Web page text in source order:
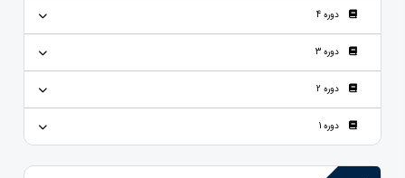
دوره 4
دوره 3
دوره 2
دوره 1